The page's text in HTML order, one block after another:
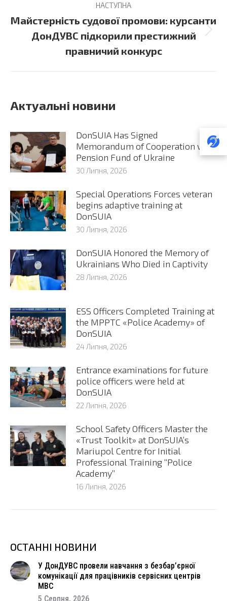
НАСТУПНА
Next
post:
Майстерність судової промови: курсанти
ДонДУВС підкорили престижний
правничий конкурс
Актуальні новини
DonSUIA Has Signed
Memorandum of Cooperation with
Pension Fund of Ukraine
30 Липня, 2026
Special Operations Forces veteran
begins adaptive training at
DonSUIA
30 Липня, 2026
DonSUIA Honored the Memory of
Ukrainians Who Died in Captivity
28 Липня, 2026
ESS Officers Completed Training at
the MPPTC «Police Academy» of
DonSUIA
24 Липня, 2026
Entrance examinations for future
police officers were held at
DonSUIA
22 Липня, 2026
School Safety Officers Master the
«Trust Toolkit» at DonSUIA’s
Mariupol Centre for Initial
Professional Training “Police
Academy”
16 Липня, 2026
ОСТАННІ НОВИНИ
У ДонДУВС провели навчання з безбар’єрної
комунікації для працівників сервісних центрів
МВС
5 Серпня, 2026